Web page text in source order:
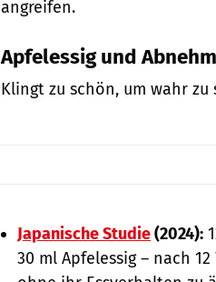
angreifen.
Apfelessig und
Klingt zu schön, um wahr
Japanische Studie(2024):
30 ml Apfelessig – nach